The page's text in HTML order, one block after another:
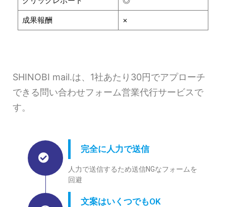
成果報酬 ×
SHINOBI mail.は、1社あたり30円でアプローチ
できる問い合わせフォーム営業代行サービスで
す。
完全に人力で送信
人力で送信するため送信NGなフォームを
回避
文案はいくつでもOK